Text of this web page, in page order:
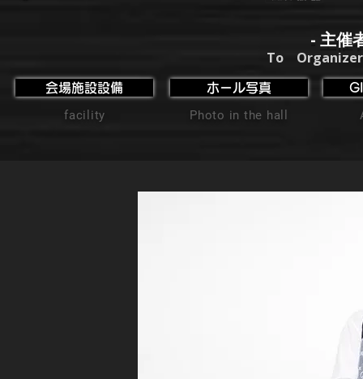
- 主催
To
会場施設設備
facility
ホール写真
Photo in the hall